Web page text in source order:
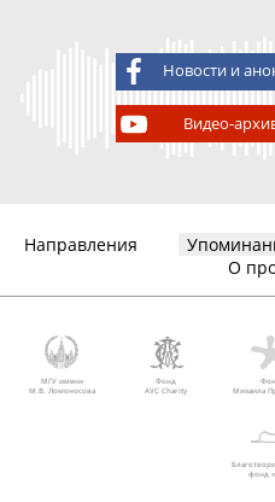
Новости и
Видео-
Направления
О
МГУ имени
М.В. Ломоносова
Фонд
AVC Charity
Михаила
фонд